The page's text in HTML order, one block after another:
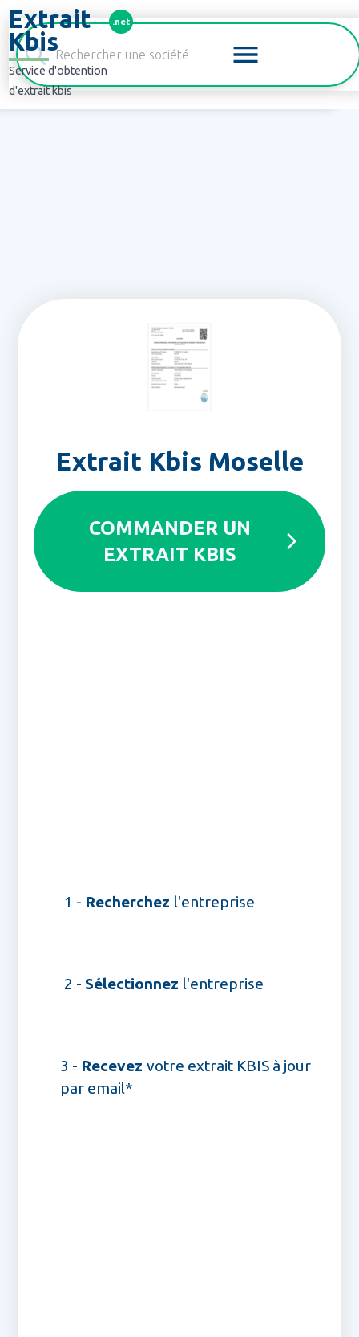
Extrait
Kbis
.net
Service d'obtention
d'extrait kbis
Extrait Kbis Moselle
COMMANDER UN
EXTRAIT KBIS
1 - Recherchez l'entreprise
2 - Sélectionnez l'entreprise
3 - Recevez votre extrait KBIS à jour
par email*
Panneau de gestion des cookies